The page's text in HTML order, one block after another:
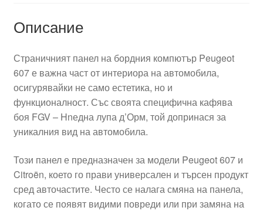
Описание
Страничният панел на бордния компютър Peugeot
607 е важна част от интериора на автомобила,
осигурявайки не само естетика, но и
функционалност. Със своята специфична кафява
боя FGV – Hnедна лупа д’Орм, той допринася за
уникалния вид на автомобила.
Този панел е предназначен за модели Peugeot 607 и
Citroën, което го прави универсален и търсен продукт
сред авточастите. Често се налага смяна на панела,
когато се появят видими повреди или при замяна на